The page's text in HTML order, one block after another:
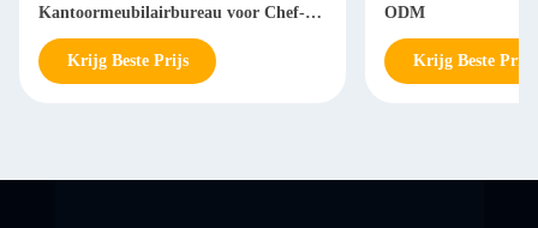
Kantoormeubilairbureau voor Chef-
Manager
Krijg Beste Prijs
ODM
Krijg Beste Prijs